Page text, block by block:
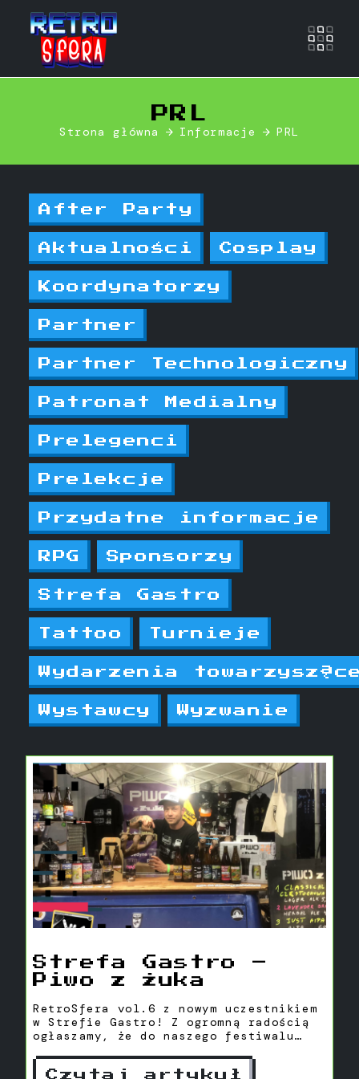
PRL
Strona główna Informacje PRL
After Party
Aktualności Cosplay
Koordynatorzy
Partner
Partner Technologiczny
Patronat Medialny
Prelegenci
Prelekcje
Przydatne informacje
RPG Sponsorzy
Strefa Gastro
Tattoo Turnieje
Wydarzenia
Wystawcy Wyzwanie
Strefa Gastro –
Piwo z Żuka
RetroSfera vol.6 z nowym uczestnikiem
w Strefie Gastro! Z ogromną radością
ogłaszamy, że do naszego festiwalu
Czytaj artykuł